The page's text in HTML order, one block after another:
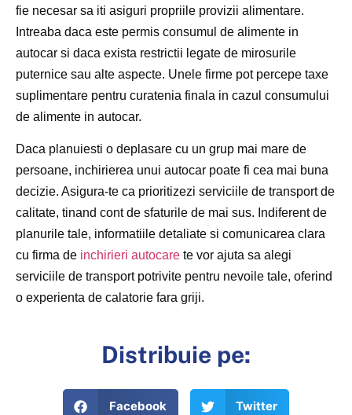
fie necesar sa iti asiguri propriile provizii alimentare.
Intreaba daca este permis consumul de alimente in
autocar si daca exista restrictii legate de mirosurile
puternice sau alte aspecte. Unele firme pot percepe taxe
suplimentare pentru curatenia finala in cazul consumului
de alimente in autocar.
Daca planuiesti o deplasare cu un grup mai mare de
persoane, inchirierea unui autocar poate fi cea mai buna
decizie. Asigura-te ca prioritizezi serviciile de transport de
calitate, tinand cont de sfaturile de mai sus. Indiferent de
planurile tale, informatiile detaliate si comunicarea clara
cu firma de inchirieri autocare te vor ajuta sa alegi
serviciile de transport potrivite pentru nevoile tale, oferind
o experienta de calatorie fara griji.
Distribuie pe:
Facebook Twitter